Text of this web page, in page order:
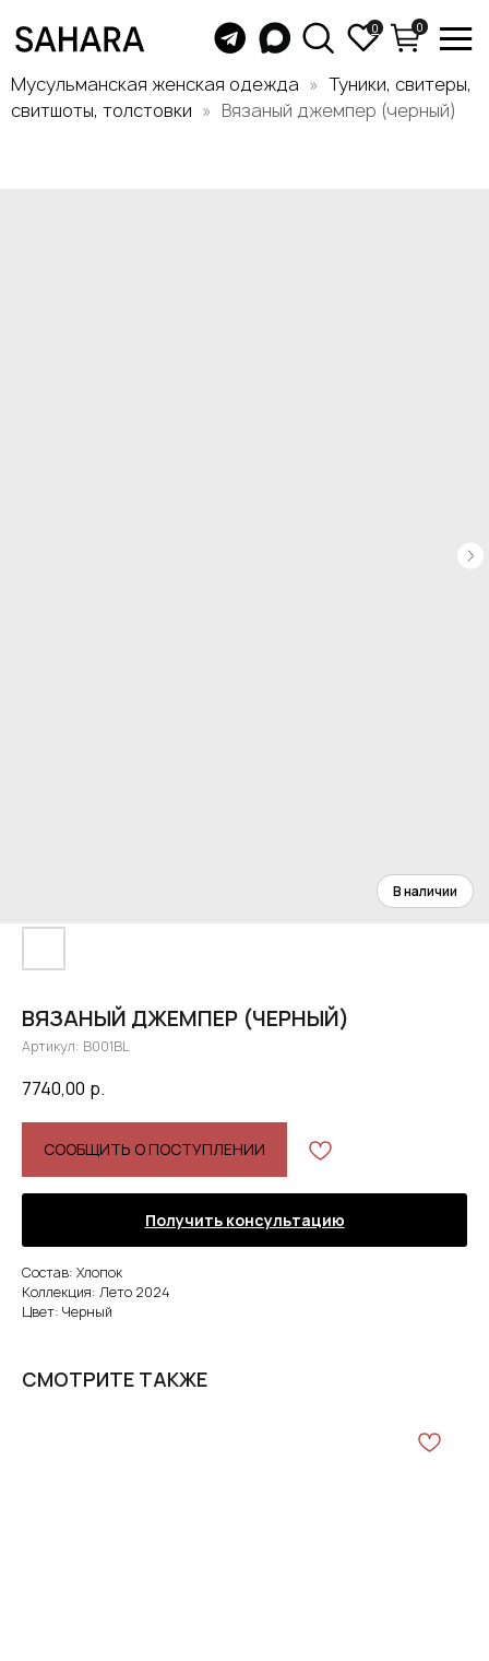
Мусульманская женская одежда
Туники, свитеры,
свитшоты, толстовки
Вязаный джемпер (черный)
ВЯЗАНЫЙ ДЖЕМПЕР (ЧЕРНЫЙ)
Артикул: B001BL
7740,00 р.
СООБЩИТЬ О ПОСТУПЛЕНИИ
Получить консультацию
Состав: Хлопок
Коллекция: Лето 2024
Цвет: Черный
СМОТРИТЕ ТАКЖЕ